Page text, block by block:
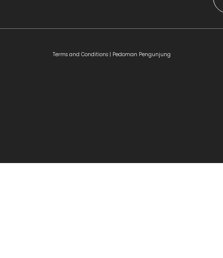
Terms and Conditions | Pedoman Pengunjung